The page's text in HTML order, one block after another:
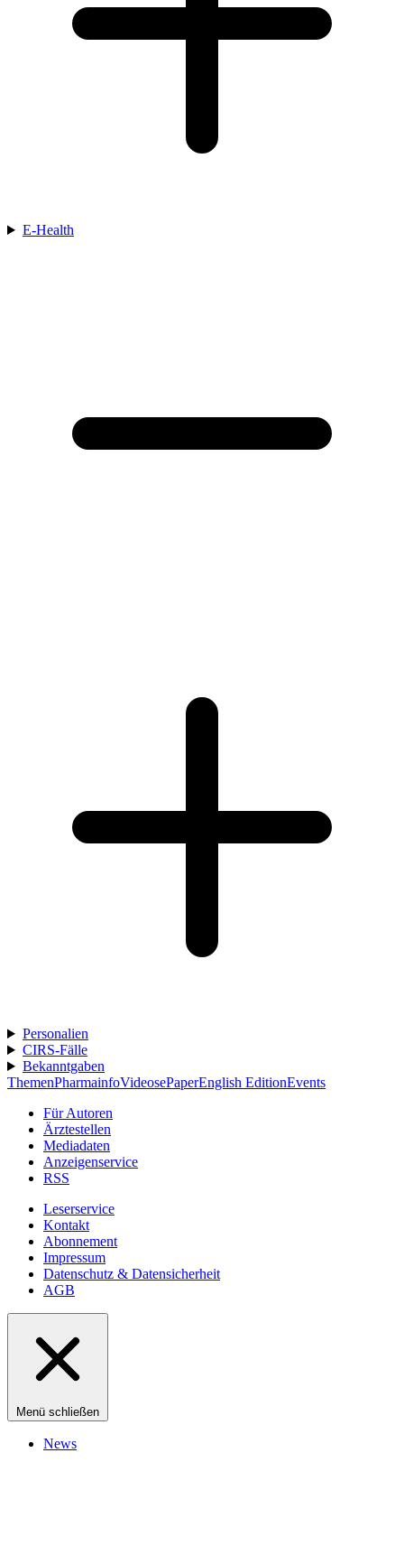
E-Health
Personalien
CIRS-Fälle
Bekanntgaben
ThemenPharmainfoVideosePaperEnglish EditionEvents
Für Autoren
Ärztestellen
Mediadaten
Anzeigenservice
RSS
Leserservice
Kontakt
Abonnement
Impressum
Datenschutz & Datensicherheit
AGB
Menü schließen
News